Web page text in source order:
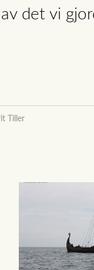
det vi
Tiller